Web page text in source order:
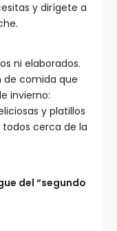
y dirígete a
ni elaborados.
de comida que
invierno:
y platillos
cerca de la
del “segundo